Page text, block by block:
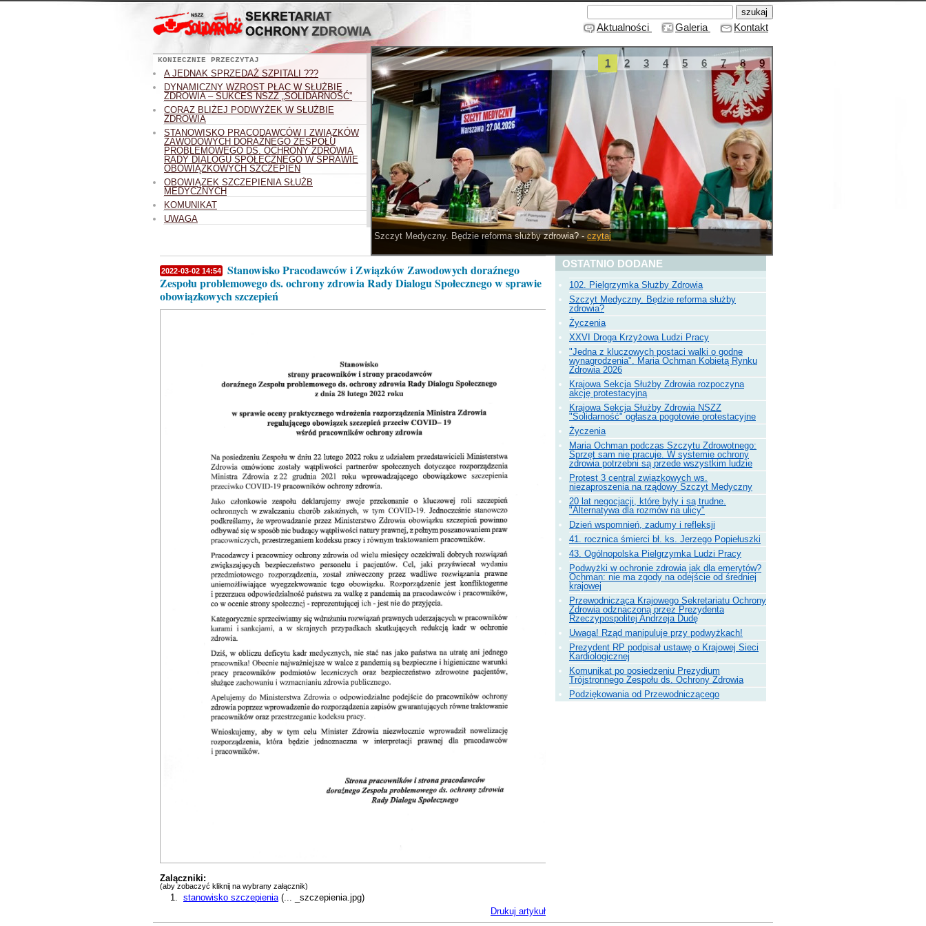
Aktualności Galeria Kontakt
KONIECZNIE PRZECZYTAJ
A JEDNAK SPRZEDAŻ SZPITALI ???
DYNAMICZNY WZROST PŁAC W SŁUŻBIE
ZDROWIA – SUKCES NSZZ „SOLIDARNOŚĆ”
CORAZ BLIŻEJ PODWYŻEK W SŁUŻBIE
ZDROWIA
STANOWISKO PRACODAWCÓW I ZWIĄZKÓW
ZAWODOWYCH DORAŹNEGO ZESPOŁU
PROBLEMOWEGO DS. OCHRONY ZDROWIA
RADY DIALOGU SPOŁECZNEGO W SPRAWIE
OBOWIĄZKOWYCH SZCZEPIEŃ
OBOWIĄZEK SZCZEPIENIA SŁUŻB
MEDYCZNYCH
KOMUNIKAT
UWAGA
Szczyt Medyczny. Będzie reforma służby zdrowia? - czytaj
PrevNext
1 2 3 4 5 6 7 8 9
OSTATNIO DODANE
102. Pielgrzymka Służby Zdrowia
Szczyt Medyczny. Będzie reforma służby
zdrowia?
Życzenia
XXVI Droga Krzyżowa Ludzi Pracy
"Jedna z kluczowych postaci walki o godne
wynagrodzenia". Maria Ochman Kobietą Rynku
Zdrowia 2026
Krajowa Sekcja Służby Zdrowia rozpoczyna
akcję protestacyjną
Krajowa Sekcja Służby Zdrowia NSZZ
"Solidarność" ogłasza pogotowie protestacyjne
Życzenia
Maria Ochman podczas Szczytu Zdrowotnego:
Sprzęt sam nie pracuje. W systemie ochrony
zdrowia potrzebni są przede wszystkim ludzie
Protest 3 central związkowych ws.
niezaproszenia na rządowy Szczyt Medyczny
20 lat negocjacji, które były i są trudne.
"Alternatywa dla rozmów na ulicy"
Dzień wspomnień, zadumy i refleksji
41. rocznica śmierci bł. ks. Jerzego Popiełuszki
43. Ogólnopolska Pielgrzymka Ludzi Pracy
Podwyżki w ochronie zdrowia jak dla emerytów?
Ochman: nie ma zgody na odejście od średniej
krajowej
Przewodnicząca Krajowego Sekretariatu Ochrony
Zdrowia odznaczoną przez Prezydenta
Rzeczypospolitej Andrzeja Dudę
Uwaga! Rząd manipuluje przy podwyżkach!
Prezydent RP podpisał ustawę o Krajowej Sieci
Kardiologicznej
Komunikat po posiedzeniu Prezydium
Trójstronnego Zespołu ds. Ochrony Zdrowia
Podziękowania od Przewodniczącego
2022-03-02 14:54
Stanowisko Pracodawców i Związków Zawodowych doraźnego
Zespołu problemowego ds. ochrony zdrowia Rady Dialogu Społecznego w sprawie
obowiązkowych szczepień
Zalączniki:
(aby zobaczyć kliknij na wybrany załącznik)
stanowisko szczepienia(... _szczepienia.jpg)
Drukuj artykuł